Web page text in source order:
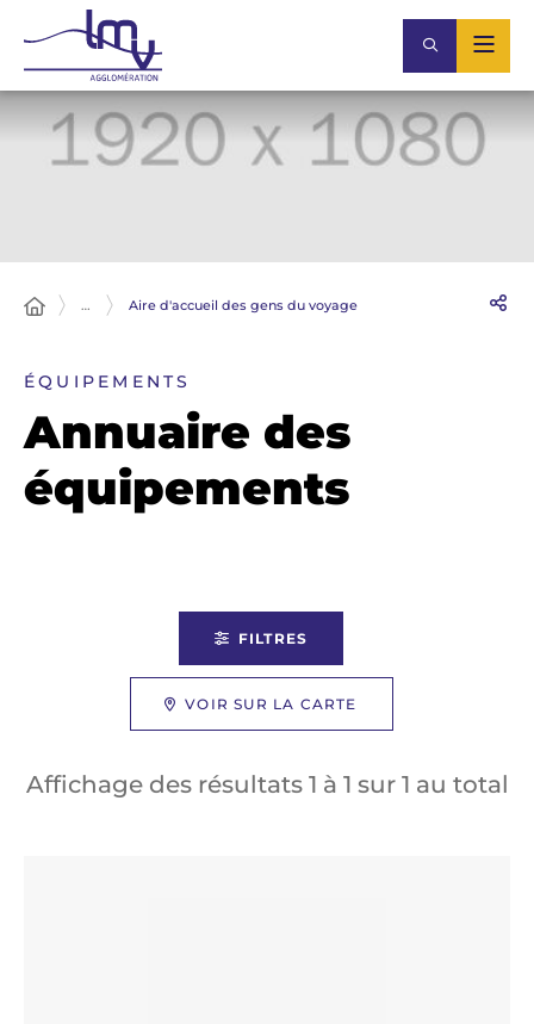
… Aire d'accueil des gens du voyage
ÉQUIPEMENTS
Annuaire des
équipements
FILTRES
VOIR SUR LA CARTE
Affichage des résultats 1 à 1 sur 1 au total